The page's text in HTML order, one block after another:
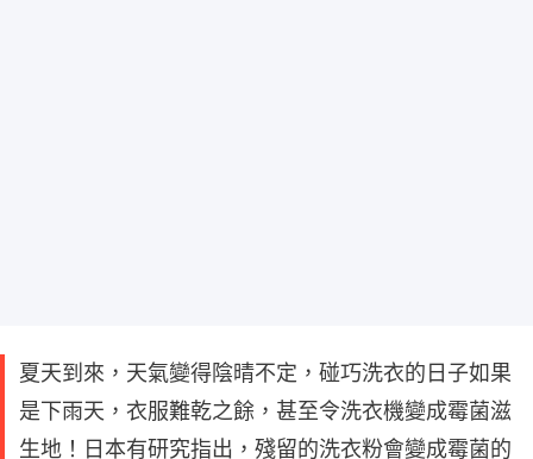
夏天到來，天氣變得陰晴不定，碰巧洗衣的日子如果
是下雨天，衣服難乾之餘，甚至令洗衣機變成霉菌滋
生地！日本有研究指出，殘留的洗衣粉會變成霉菌的